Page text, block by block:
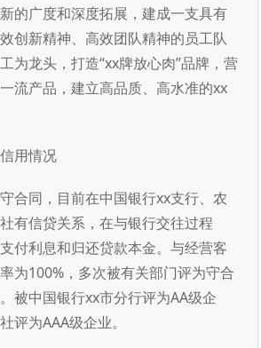
的广度和深度拓展，建成一支具有
创新精神、高效团队精神的员工队
为龙头，打造“xx牌放心肉”品牌，营
流产品，建立高品质、高水准的xx
用情况
合同，目前在中国银行xx支行、农
有信贷关系，在与银行交往过程
付利息和归还贷款本金。与经营客
为100%，多次被有关部门评为守合
被中国银行xx市分行评为AA级企
评为AAA级企业。